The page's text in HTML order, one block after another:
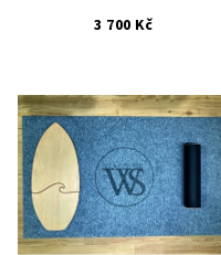
3 700 Kč